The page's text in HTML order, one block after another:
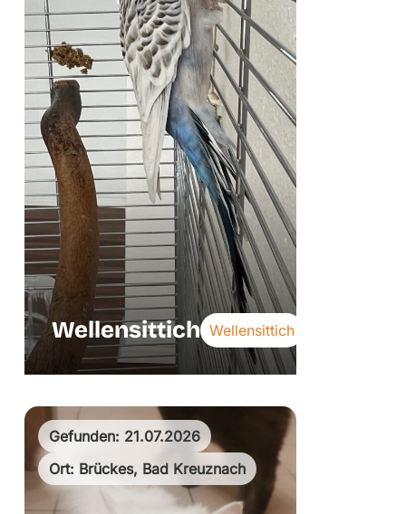
Wellensittich Wellensittich
Gefunden: 21.07.2026
Ort: Brückes, Bad Kreuznach